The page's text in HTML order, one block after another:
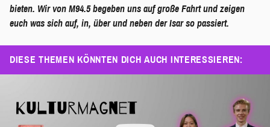
bieten. Wir von M94.5 begeben uns auf große Fahrt und zeigen
euch was sich auf, in, über und neben der Isar so passiert.
DIESE THEMEN KÖNNTEN DICH AUCH INTERESSIEREN: